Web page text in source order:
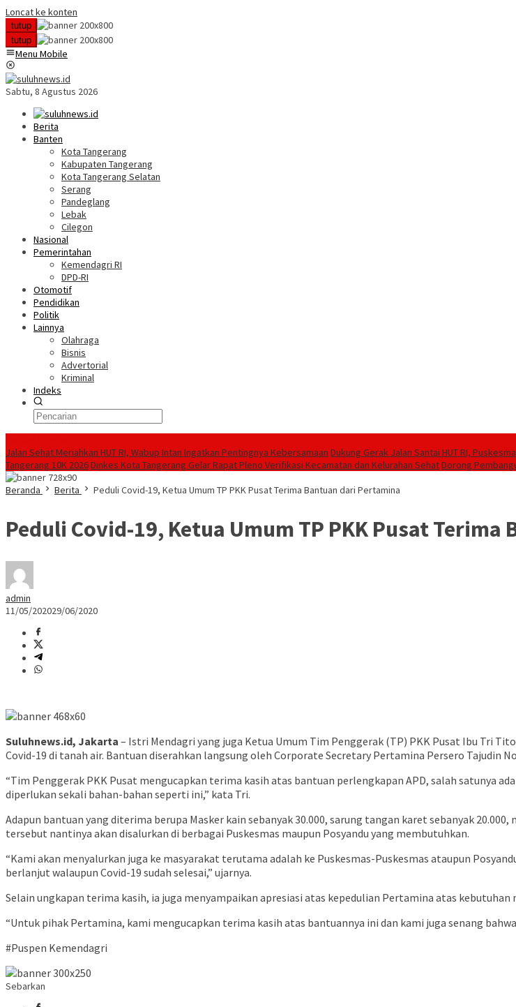
Loncat ke konten
tutup
tutup
Menu Mobile
Sabtu, 8 Agustus 2026
Berita
Banten
Kota Tangerang
Kabupaten Tangerang
Kota Tangerang Selatan
Serang
Pandeglang
Lebak
Cilegon
Nasional
Pemerintahan
Kemendagri RI
DPD-RI
Otomotif
Pendidikan
Politik
Lainnya
Olahraga
Bisnis
Advertorial
Kriminal
Indeks
Jalan Sehat Meriahkan HUT RI, Wabup Intan Ingatkan Pentingnya Kebersamaan Dukung Gerak Jalan Santai HUT RI,
Tangerang 10K 2026Dinkes Kota Tangerang Gelar Rapat Pleno Verifikasi Kecamatan dan Kelurahan SehatDorong
Beranda
Berita Peduli Covid-19, Ketua Umum TP PKK Pusat Terima Bantuan dari Pertamina
Peduli Covid-19, Ketua Umum TP PKK Pusat
admin
11/05/202029/06/2020
Suluhnews.id, Jakarta – Istri Mendagri yang juga Ketua Umum Tim Penggerak (TP) PKK Pusat Ibu Tri
Covid-19 di tanah air. Bantuan diserahkan langsung oleh Corporate Secretary Pertamina Persero Tajudin
“Tim Penggerak PKK Pusat mengucapkan terima kasih atas bantuan perlengkapan APD, salah satunya
diperlukan sekali bahan-bahan seperti ini,” kata Tri.
Adapun bantuan yang diterima berupa Masker kain sebanyak 30.000, sarung tangan karet sebanyak
tersebut nantinya akan disalurkan di berbagai Puskesmas maupun Posyandu yang membutuhkan.
“Kami akan menyalurkan juga ke masyarakat terutama adalah ke Puskesmas-Puskesmas ataupun
berlanjut walaupun Covid-19 sudah selesai,” ujarnya.
Selain ungkapan terima kasih, ia juga menyampaikan apresiasi atas kepedulian Pertamina atas kebutuhan
“Untuk pihak Pertamina, kami mengucapkan terima kasih atas bantuannya ini dan kami juga senang
#Puspen Kemendagri
Sebarkan